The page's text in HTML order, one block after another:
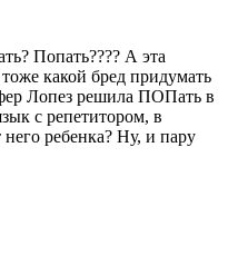
Попать???? А эта
какой бред придумать
Лопез решила ПОПать в
с репетитором, в
ребенка? Ну, и пару